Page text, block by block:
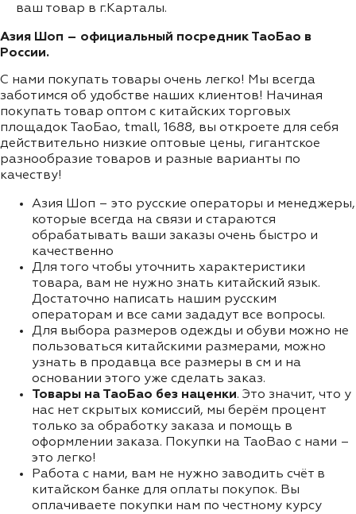
ваш товар в г.Карталы.
Азия Шоп – официальный посредник ТаоБао в
России.
С нами покупать товары очень легко! Мы всегда
заботимся об удобстве наших клиентов! Начиная
покупать товар оптом с китайских торговых
площадок ТаоБао, tmall, 1688, вы откроете для себя
действительно низкие оптовые цены, гигантское
разнообразие товаров и разные варианты по
качеству!
Азия Шоп – это русские операторы и менеджеры,
которые всегда на связи и стараются
обрабатывать ваши заказы очень быстро и
качественно
Для того чтобы уточнить характеристики
товара, вам не нужно знать китайский язык.
Достаточно написать нашим русским
операторам и все сами зададут все вопросы.
Для выбора размеров одежды и обуви можно не
пользоваться китайскими размерами, можно
узнать в продавца все размеры в см и на
основании этого уже сделать заказ.
Товары на ТаоБао без наценки. Это значит, что у
нас нет скрытых комиссий, мы берём процент
только за обработку заказа и помощь в
оформлении заказа. Покупки на TaoBao с нами –
это легко!
Работа с нами, вам не нужно заводить счёт в
китайском банке для оплаты покупок. Вы
оплачиваете покупки нам по честному курсу